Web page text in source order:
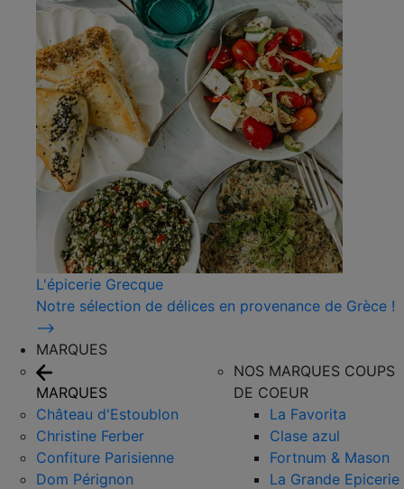
L'épicerie Grecque
Notre sélection de délices en provenance de Grèce !
⟶
MARQUES
MARQUES
Château d'Estoublon
Christine Ferber
Confiture Parisienne
Dom Pérignon
NOS MARQUES COUPS
DE COEUR
La Favorita
Clase azul
Fortnum & Mason
La Grande Epicerie